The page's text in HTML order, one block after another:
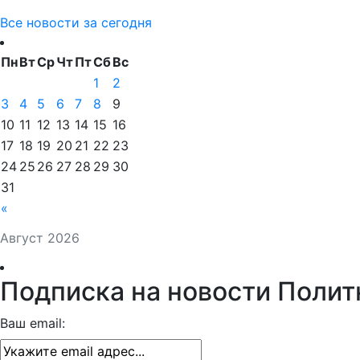
Все новости за сегодня
Август 2026
ПнВтСрЧтПтСбВс
«
1
2
3
4 5 6 7 8
9
10 11 12 13 14 15 16
17 18 19 20 21 22 23
24 25 26 27 28 29 30
31
Подписка на новости
Ваш email: